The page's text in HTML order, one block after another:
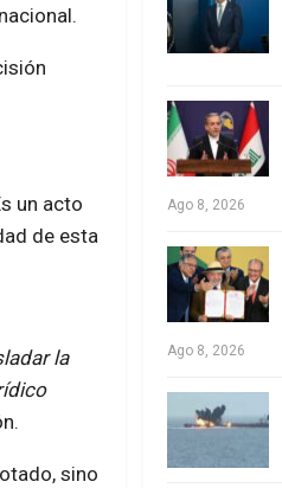
un acto
de esta
la
sino
Ago 8, 2026
Ago 8, 2026